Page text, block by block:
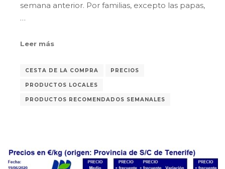
semana anterior. Por familias, excepto las papas,
…
Leer más
CESTA DE LA COMPRA PRECIOS
PRODUCTOS LOCALES
PRODUCTOS RECOMENDADOS SEMANALES